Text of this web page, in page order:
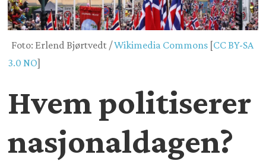
Foto: Erlend Bjørtvedt /Wikimedia Commons[CC BY-SA
3.0 NO]
Hvem politiserer
nasjonaldagen?